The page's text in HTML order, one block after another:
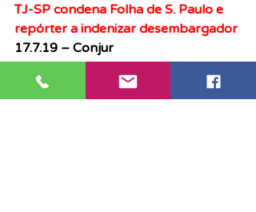
TJ-SP condena Folha de S. Paulo e
repórter a indenizar desembargador
17.7.19 – Conjur
TJ-SP cria comissão para estudar
renegociação de contratos